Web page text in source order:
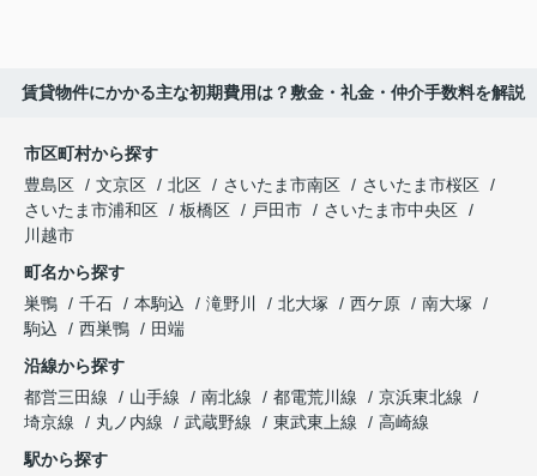
賃貸物件にかかる主な初期費用は？敷金・礼金・仲介手数料を解説
市区町村から探す
豊島区
文京区 北区 さいたま市南区
さいたま市桜区
さいたま市浦和区
板橋区 戸田市
さいたま市中央区
川越市
町名から探す
巣鴨
千石 本駒込 滝野川 北大塚 西ケ原
南大塚
駒込
西巣鴨
田端
沿線から探す
都営三田線
山手線 南北線 都電荒川線
京浜東北線
埼京線
丸ノ内線 武蔵野線 東武東上線
高崎線
駅から探す